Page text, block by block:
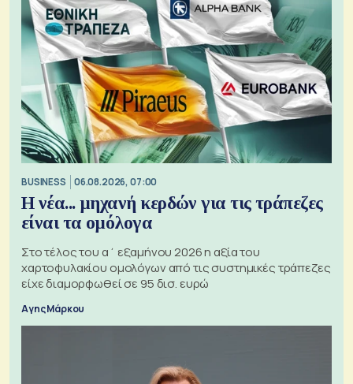
BUSINESS 06.08.2026, 07:00
Η νέα... μηχανή κερδών για τις τράπεζες
είναι τα ομόλογα
Στο τέλος του α΄ εξαμήνου 2026 η αξία του
χαρτοφυλακίου ομολόγων από τις συστημικές τράπεζες
είχε διαμορφωθεί σε 95 δισ. ευρώ
Αγης Μάρκου